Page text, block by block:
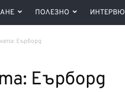
ПОЛЕЗНО ИНТЕРВЮ
Еърборд
Еърборд